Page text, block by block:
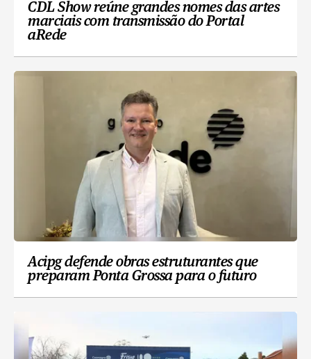
CDL Show reúne grandes nomes das artes
marciais com transmissão do Portal
aRede
Acipg defende obras estruturantes que
preparam Ponta Grossa para o futuro